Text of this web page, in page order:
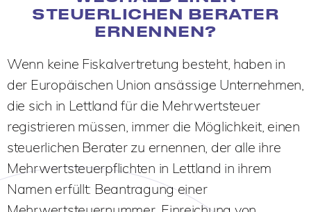
STEUERLICHEN BERATER
ERNENNEN?
Wenn keine Fiskalvertretung besteht, haben in
der Europäischen Union ansässige Unternehmen,
die sich in Lettland für die Mehrwertsteuer
registrieren müssen, immer die Möglichkeit, einen
steuerlichen Berater zu ernennen, der alle ihre
Mehrwertsteuerpflichten in Lettland in ihrem
Namen erfüllt: Beantragung einer